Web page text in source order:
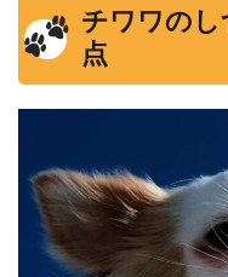
チワワの
点